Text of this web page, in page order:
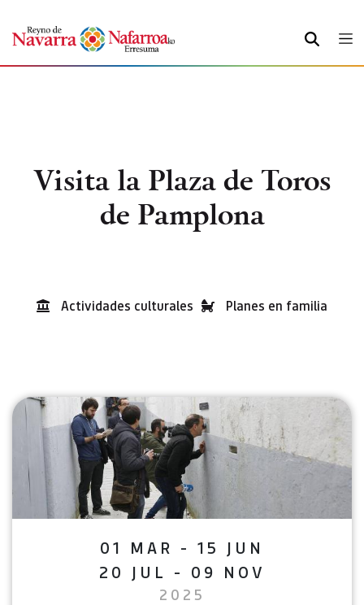
BUSCAR
Visita la Plaza de Toros
de Pamplona
Actividades culturales Planes en familia
01 MAR - 15 JUN
20 JUL - 09 NOV
2025